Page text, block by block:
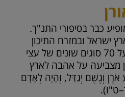
כבר בסיפורי התנ"ך.
ישראל ובמזרח התיכון
בכלל, ובטבע קיימים מעל 70 סוגים שונים של עצי
מצביעה על אהבה לארץ
וְגֶשֶׁם יְגַדֵּל, וְהָיָה לְאָדָם